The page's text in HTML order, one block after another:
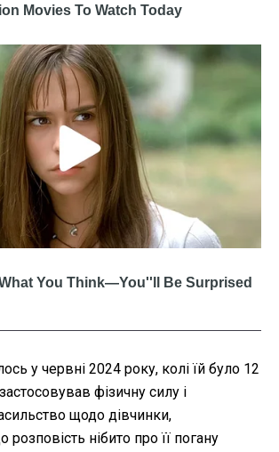
у червні 2024 року, колі їй було 12
фізичну силу і
щодо дівчинки,
нібито про її погану